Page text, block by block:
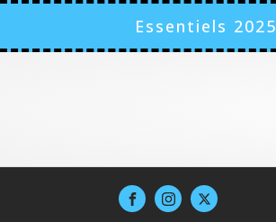
Essentiels 2025